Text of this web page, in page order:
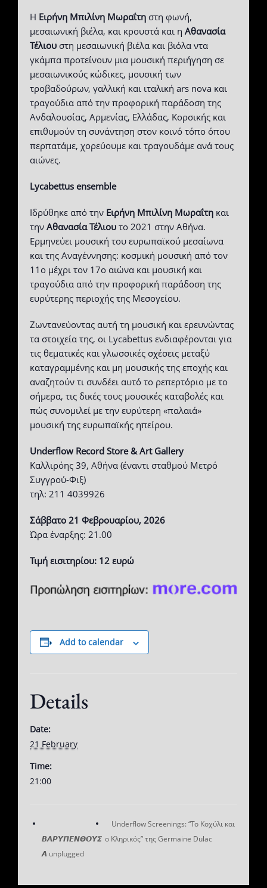
Η Ειρήνη Μπιλίνη Μωραΐτη στη φωνή,
μεσαιωνική βιέλα, και κρουστά και η Αθανασία
Τέλιου στη μεσαιωνική βιέλα και βιόλα ντα
γκάμπα προτείνουν μια μουσική περιήγηση σε
μεσαιωνικούς κώδικες, μουσική των
τροβαδούρων, γαλλική και ιταλική ars nova και
τραγούδια από την προφορική παράδοση της
Ανδαλουσίας, Αρμενίας, Ελλάδας, Κορσικής και
επιθυμούν τη συνάντηση στον κοινό τόπο όπου
περπατάμε, χορεύουμε και τραγουδάμε ανά τους
αιώνες.
Lycabettus ensemble
Ιδρύθηκε από την Ειρήνη Μπιλίνη Μωραΐτη και
την Αθανασία Τέλιου το 2021 στην Αθήνα.
Ερμηνεύει μουσική του ευρωπαϊκού μεσαίωνα
και της Αναγέννησης: κοσμική μουσική από τον
11ο μέχρι τον 17ο αιώνα και μουσική και
τραγούδια από την προφορική παράδοση της
ευρύτερης περιοχής της Μεσογείου.
Ζωντανεύοντας αυτή τη μουσική και ερευνώντας
τα στοιχεία της, οι Lycabettus ενδιαφέρονται για
τις θεματικές και γλωσσικές σχέσεις μεταξύ
καταγραμμένης και μη μουσικής της εποχής και
αναζητούν τι συνδέει αυτό το ρεπερτόριο με το
σήμερα, τις δικές τους μουσικές καταβολές και
πώς συνομιλεί με την ευρύτερη «παλαιά»
μουσική της ευρωπαϊκής ηπείρου.
Underflow Record Store & Art Gallery
Καλλιρόης 39, Αθήνα (έναντι σταθμού Μετρό
Συγγρού-Φιξ)
τηλ: 211 4039926
Σάββατο 21 Φεβρουαρίου, 2026
Ώρα έναρξης: 21.00
Τιμή εισιτηρίου: 12 ευρώ
Add to calendar
Details
Date:
21 February
Time:
21:00
𝞑𝞐𝞠𝞤𝞟𝞔𝞜𝞗𝞞𝞤𝞢
𝞐 unplugged
Underflow Screenings: “Το Κοχύλι και
ο Κληρικός” της Germaine Dulac